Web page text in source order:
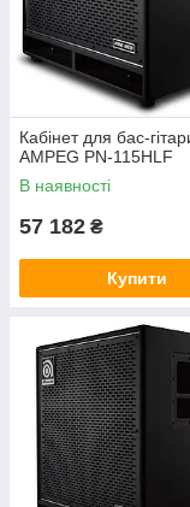
Кабінет для бас-
AMPEG PN-115HLF
В наявності
57 182 ₴
Купити